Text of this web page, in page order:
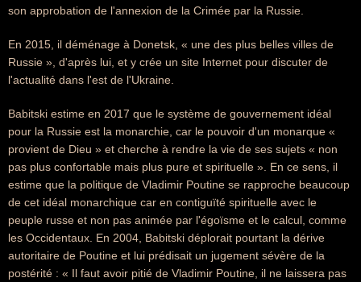
son approbation de l'annexion de la Crimée par la Russie.
En 2015, il déménage à Donetsk, « une des plus belles villes de
Russie », d'après lui, et y crée un site Internet pour discuter de
l'actualité dans l'est de l'Ukraine.
Babitski estime en 2017 que le système de gouvernement idéal
pour la Russie est la monarchie, car le pouvoir d'un monarque «
provient de Dieu » et cherche à rendre la vie de ses sujets « non
pas plus confortable mais plus pure et spirituelle ». En ce sens, il
estime que la politique de Vladimir Poutine se rapproche beaucoup
de cet idéal monarchique car en contiguïté spirituelle avec le
peuple russe et non pas animée par l'égoïsme et le calcul, comme
les Occidentaux. En 2004, Babitski déplorait pourtant la dérive
autoritaire de Poutine et lui prédisait un jugement sévère de la
postérité : « Il faut avoir pitié de Vladimir Poutine, il ne laissera pas